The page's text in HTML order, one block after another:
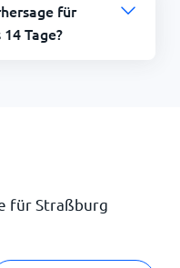
für
Tage?
für Straßburg